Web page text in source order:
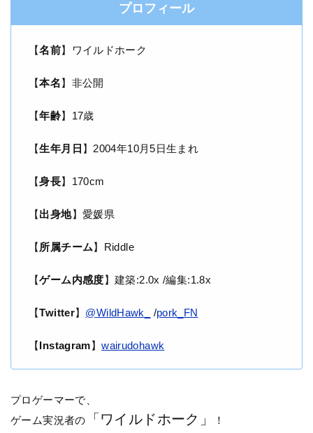
プロフィール
【名前】ワイルドホーク
【本名】非公開
【年齢】17歳
【生年月日 】2004年10月5日生まれ
【身長】170cm
【出身地】愛媛県
【所属チーム】Riddle
【ゲーム内感度】建築:2.0x /編集:1.8x
【Twitter】 @WildHawk_ /pork_FN
【Instagram】wairudohawk
プロゲーマーで、
ゲーム実況者の
「ワイルドホーク」 ！